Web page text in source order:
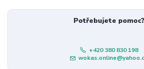
Potřebujete pomoc?
+420 380 830 198